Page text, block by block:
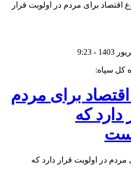
اقتصاد برای مردم در اولویت قرار
کل سپاه:
برای مردم
دارد که